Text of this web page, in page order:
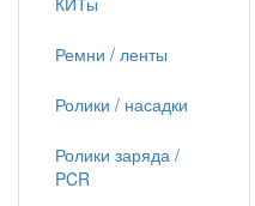
Ремни / ленты
Ролики / насадки
Ролики заряда /
PCR